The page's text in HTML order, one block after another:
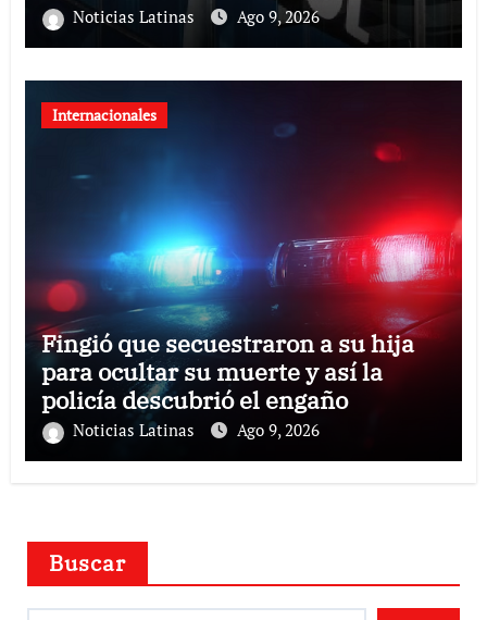
Noticias Latinas Ago 9, 2026
Internacionales
Fingió que secuestraron a su hija
para ocultar su muerte y así la
policía descubrió el engaño
Noticias Latinas Ago 9, 2026
Buscar